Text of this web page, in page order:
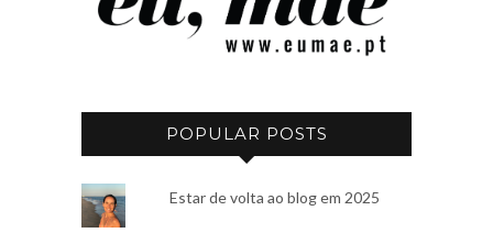
POPULAR POSTS
Estar de volta ao blog em 2025